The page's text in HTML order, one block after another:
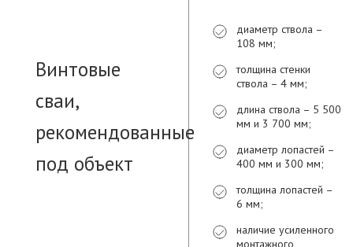
Винтовые
сваи,
рекомендованные
под объект
диаметр ствола –
108 мм;
толщина стенки
ствола – 4 мм;
длина ствола – 5 500
мм и 3 700 мм;
диаметр лопастей –
400 мм и 300 мм;
толщина лопастей –
6 мм;
наличие усиленного
монтажного